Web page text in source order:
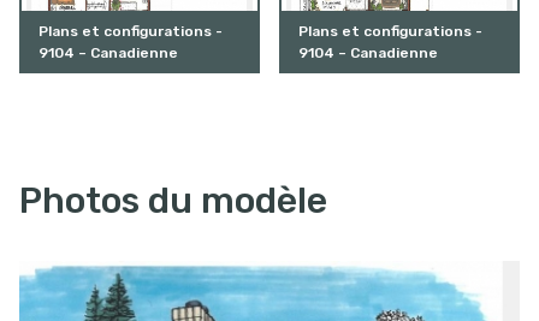
Plans et configurations -
9104 – Canadienne
Plans et configurations -
9104 – Canadienne
Photos du modèle